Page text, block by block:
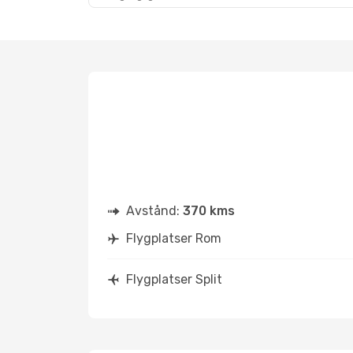
Avstånd: 370 kms
Flygplatser Rom
Flygplatser Split